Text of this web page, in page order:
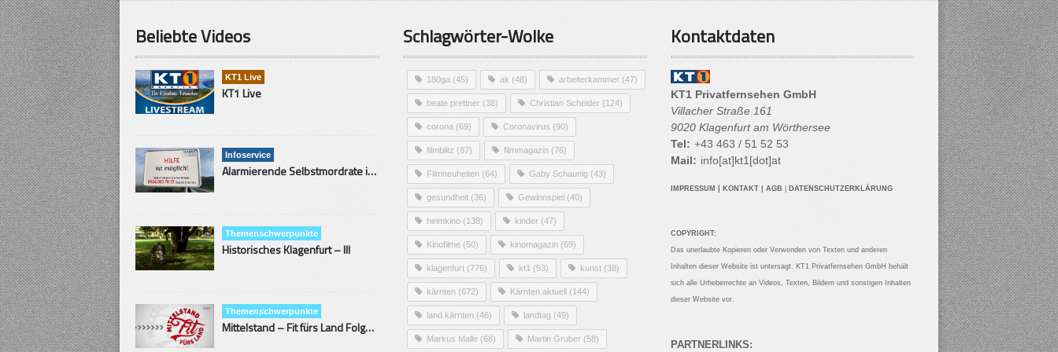
Beliebte Videos
KT1 Live
KT1 Live
Infoservice
Alarmierende Selbstmordrate in Kärnten
Themenschwerpunkte
Historisches Klagenfurt – III
Themenschwerpunkte
Mittelstand – Fit fürs Land Folge 9- Konditor
Schlagwörter-Wolke
180ga (45) ak (48) arbeiterkammer (47)
beate prettner (38) Christian Scheider (124)
corona (69) Coronavirus (90)
filmblitz (87) filmmagazin (76)
Filmneuheiten (64) Gaby Schaunig (43)
gesundheit (36) Gewinnspiel (40)
heimkino (138) kinder (47)
Kinofilme (50) kinomagazin (69)
klagenfurt (776) kt1 (53) kunst (38)
kärnten (672) Kärnten aktuell (144)
land kärnten (46) landtag (49)
Markus Malle (68) Martin Gruber (58)
Kontaktdaten
KT1 Privatfernsehen GmbH
Villacher Straße 161
9020 Klagenfurt am Wörthersee
Tel: +43 463 / 51 52 53
Mail: info[at]kt1[dot]at
IMPRESSUM KONTAKT AGB DATENSCHUTZERKLÄRUNG
COPYRIGHT:
Das unerlaubte Kopieren oder Verwenden von Texten und anderen
Inhalten dieser Website ist untersagt. KT1 Privatfernsehen GmbH behält
sich alle Urheberrechte an Videos, Texten, Bildern und sonstigen Inhalten
dieser Website vor.
PARTNERLINKS: